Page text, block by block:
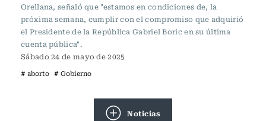
Orellana, señaló que "estamos en condiciones de, la
próxima semana, cumplir con el compromiso que adquirió
el Presidente de la República Gabriel Boric en su última
cuenta pública".
Sábado 24 de mayo de 2025
# aborto # Gobierno
Noticias